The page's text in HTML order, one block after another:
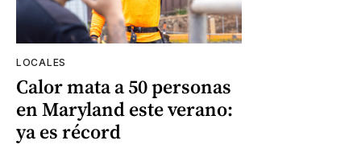
LOCALES
Calor mata a 50 personas
en Maryland este verano:
ya es récord